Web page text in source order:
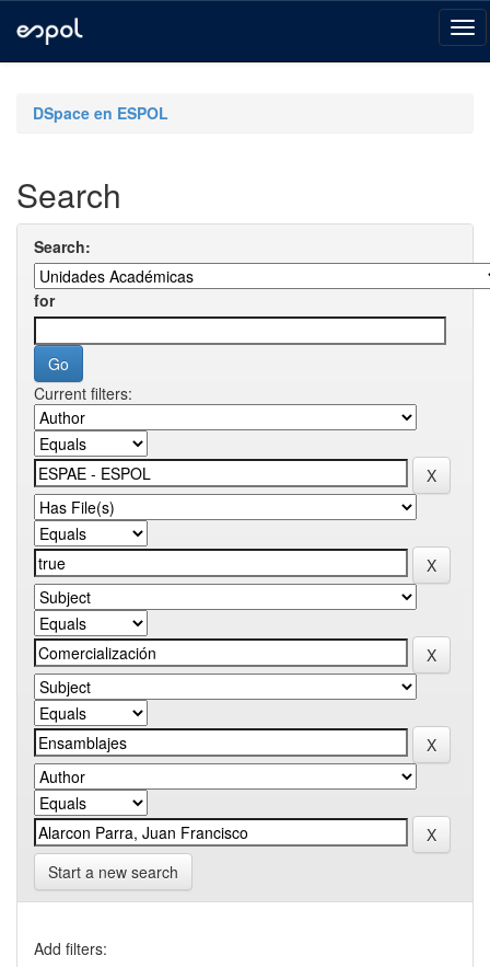
navigationDSpace en ESPOL
Search
Search:
for
Current filters:
Start a new search
Add filters: